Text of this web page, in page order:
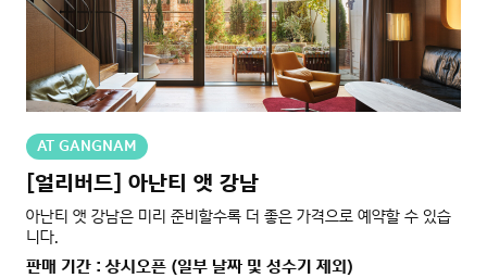
AT GANGNAM
[얼리버드] 아난티 앳 강남
아난티 앳 강남은 미리 준비할수록 더 좋은 가격으로 예약할 수 있습
니다.
판매 기간 : 상시오픈 (일부 날짜 및 성수기 제외)